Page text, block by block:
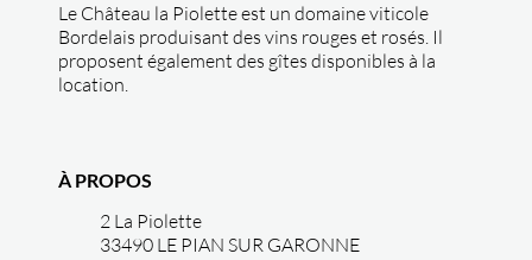
Le Château la Piolette est un domaine viticole
Bordelais produisant des vins rouges et rosés. Il
proposent également des gîtes disponibles à la
location.
À PROPOS
2 La Piolette
33490 LE PIAN SUR GARONNE